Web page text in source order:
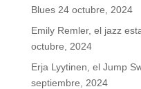
Blues 24 octubre, 2024
Emily Remler, el jazz
octubre, 2024
Erja Lyytinen, el Jump
septiembre, 2024